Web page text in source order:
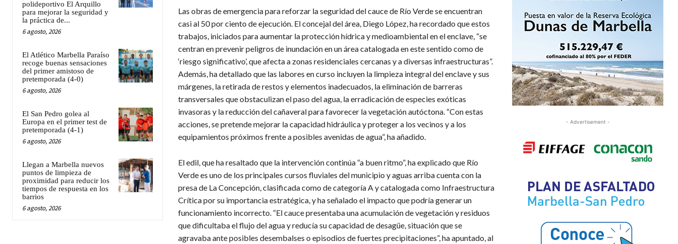
polideportivo El Arquillo
para mejorar la seguridad y
la práctica de...
6 agosto, 2026
El Atlético Marbella Paraíso
recoge buenas sensaciones
del primer amistoso de
pretemporada (4-0)
6 agosto, 2026
El San Pedro golea al
Europa en el primer test de
pretemporada (4-1)
6 agosto, 2026
Llegan a Marbella nuevos
puntos de limpieza de
proximidad para reducir los
tiempos de respuesta en los
barrios
6 agosto, 2026
Las obras de emergencia para reforzar la seguridad del cauce de Río Verde se encuentran
casi al 50 por ciento de ejecución. El concejal del área, Diego López, ha recordado que estos
trabajos, iniciados para aumentar la protección hídrica y medioambiental en el enclave, “se
centran en prevenir peligros de inundación en un área catalogada en este sentido como de
‘riesgo significativo’, que afecta a zonas residenciales cercanas y a diversas infraestructuras”.
Además, ha detallado que las labores en curso incluyen la limpieza integral del enclave y sus
márgenes, la retirada de restos y elementos inadecuados, la eliminación de barreras
transversales que obstaculizan el paso del agua, la erradicación de especies exóticas
invasoras y la reducción del cañaveral para favorecer la vegetación autóctona. “Con estas
acciones, se pretende mejorar la capacidad hidráulica y proteger a los vecinos y a los
equipamientos próximos frente a posibles avenidas de agua”, ha añadido.
​El edil, que ha resaltado que la intervención continúa “a buen ritmo”, ha explicado que Río
Verde es uno de los principales cursos fluviales del municipio y aguas arriba cuenta con la
presa de La Concepción, clasificada como de categoría A y catalogada como Infraestructura
Crítica por su importancia estratégica, y ha señalado el impacto que podría generar un
funcionamiento incorrecto. “El cauce presentaba una acumulación de vegetación y residuos
que dificultaba el flujo del agua y reducía su capacidad de desagüe, situación que se
agravaba ante posibles desembalses o episodios de fuertes precipitaciones”, ha apuntado, al
- Advertisement -